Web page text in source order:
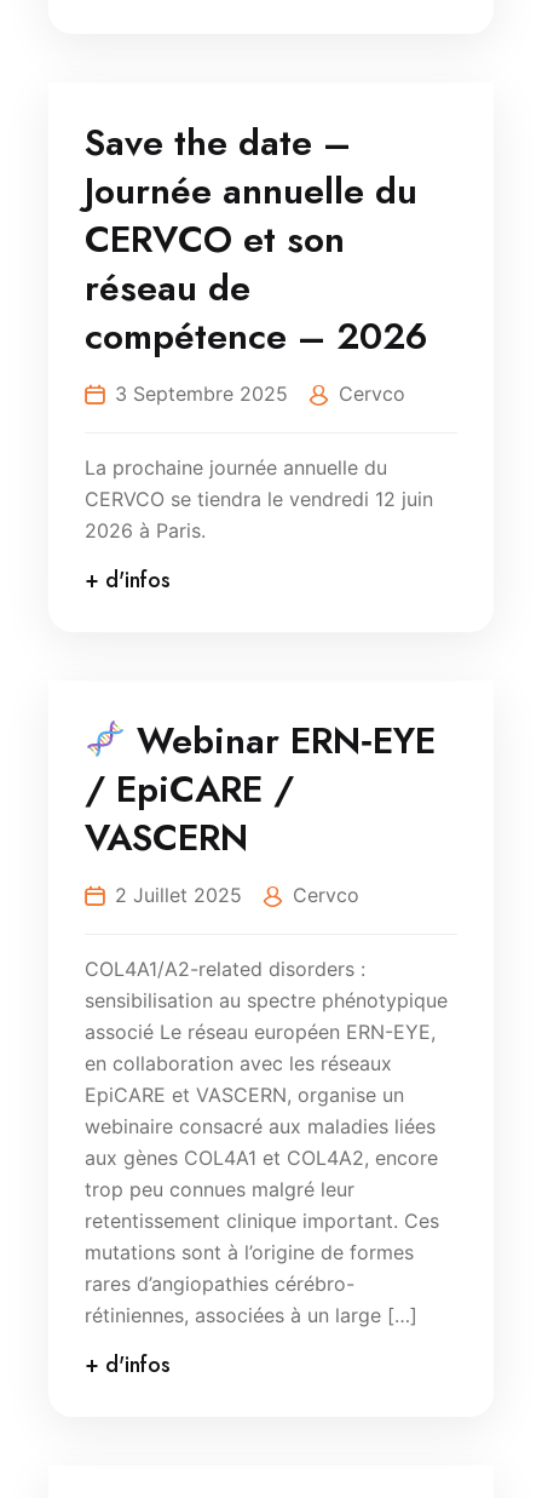
Save the date –
Journée annuelle du
CERVCO et son
réseau de
compétence – 2026
3 Septembre 2025 Cervco
La prochaine journée annuelle du
CERVCO se tiendra le vendredi 12 juin
2026 à Paris.
+ d'infos
Webinar ERN‑EYE
/ EpiCARE /
VASCERN
2 Juillet 2025 Cervco
COL4A1/A2-related disorders :
sensibilisation au spectre phénotypique
associé Le réseau européen ERN-EYE,
en collaboration avec les réseaux
EpiCARE et VASCERN, organise un
webinaire consacré aux maladies liées
aux gènes COL4A1 et COL4A2, encore
trop peu connues malgré leur
retentissement clinique important. Ces
mutations sont à l’origine de formes
rares d’angiopathies cérébro-
rétiniennes, associées à un large […]
+ d'infos